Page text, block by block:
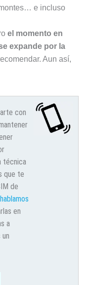
e incluso
el momento en
expande por la
Aun así,
con
técnica
que te
de
en
a